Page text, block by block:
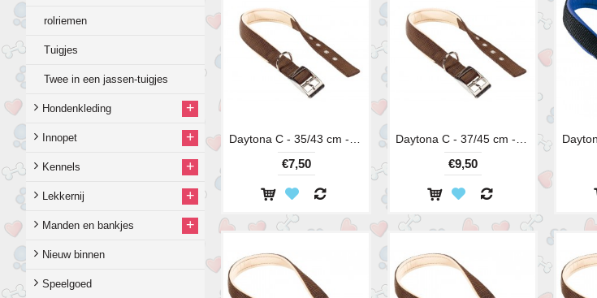
rolriemen
Tuigjes
Twee in een jassen-tuigjes
Hondenkleding +
Innopet +
Kennels +
Lekkernij +
Manden en bankjes +
Nieuw binnen
Speelgoed
€7,50 €9,50